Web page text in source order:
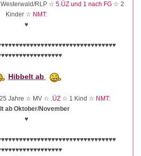
RLP ☆ 5.ÜZ und 1 nach FG ☆ 2
Kinder ☆ NMT:
♥
Hibbelt ab
Jahre ☆ MV ☆ .ÜZ ☆ 1 Kind ☆ NMT:
ab Oktober/November
♥